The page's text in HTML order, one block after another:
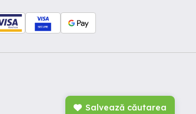
Salvează căutarea